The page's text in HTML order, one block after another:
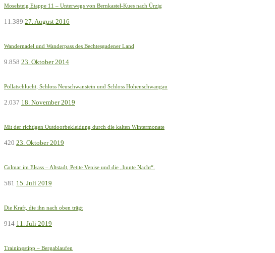
Moselsteig Etappe 11 – Unterwegs von Bernkastel-Kues nach Ürzig
11.389 27. August 2016
Wandernadel und Wanderpass des Bechtesgadener Land
9.858 23. Oktober 2014
Pöllatschlucht, Schloss Neuschwanstein und Schloss Hohenschwangau
2.037 18. November 2019
Mit der richtigen Outdoorbekleidung durch die kalten Wintermonate
420 23. Oktober 2019
Colmar im Elsass – Altstadt, Petite Venise und die „bunte Nacht“.
581 15. Juli 2019
Die Kraft, die ihn nach oben trägt
914 11. Juli 2019
Trainingstipp – Bergablaufen